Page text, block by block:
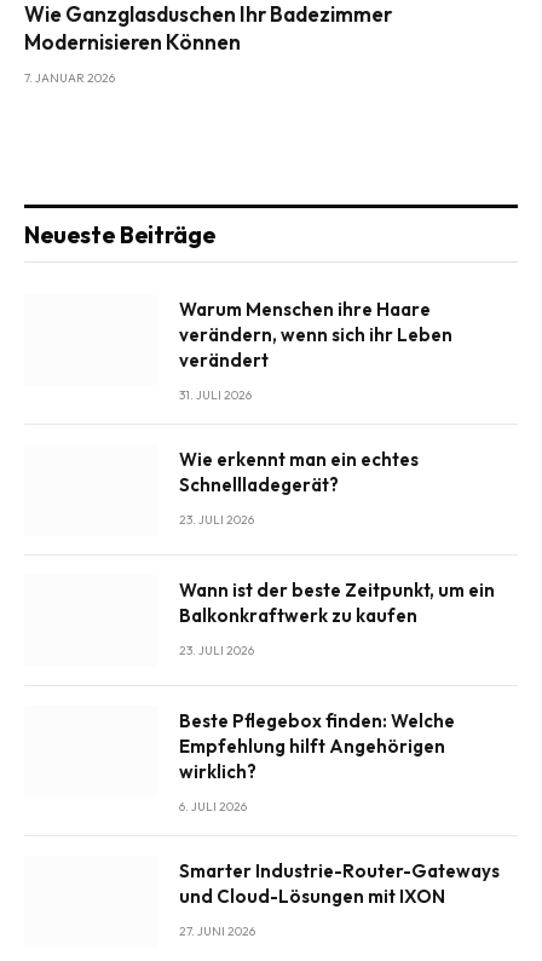
Wie Ganzglasduschen Ihr Badezimmer
Modernisieren Können
7. JANUAR 2026
Neueste Beiträge
Warum Menschen ihre Haare
verändern, wenn sich ihr Leben
verändert
31. JULI 2026
Wie erkennt man ein echtes
Schnellladegerät?
23. JULI 2026
Wann ist der beste Zeitpunkt, um ein
Balkonkraftwerk zu kaufen
23. JULI 2026
Beste Pflegebox finden: Welche
Empfehlung hilft Angehörigen
wirklich?
6. JULI 2026
Smarter Industrie-Router-Gateways
und Cloud-Lösungen mit IXON
27. JUNI 2026